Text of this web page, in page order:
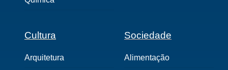
Cultura
Arquitetura
Sociedade
Alimentação